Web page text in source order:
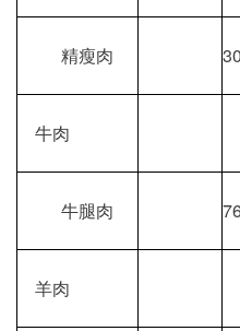
精瘦肉 30
牛肉
牛腿肉
羊肉